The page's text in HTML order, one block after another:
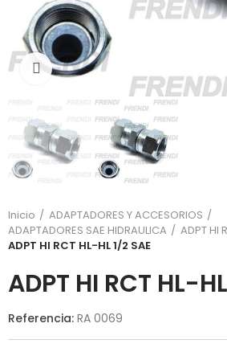
Click para agrandar
Inicio
ADAPTADORES Y ACCESORIOS
ADAPTADORES SAE HIDRAULICA
ADPT HI
ADPT HI RCT HL-HL 1/2 SAE
ADPT HI RCT HL-
Referencia: RA 0069